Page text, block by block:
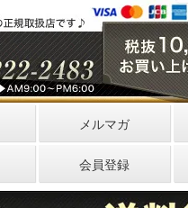
メルマガ
会員登録